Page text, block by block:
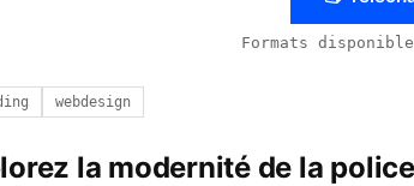
Formats
webdesign
la modernité de la